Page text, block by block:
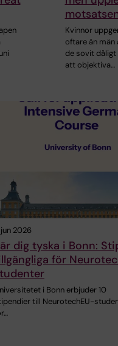
Kvinnor
oftare än män
de sovit
att objektiva…
jun 2026
dig tyska i Bonn:
för
i Bonn erbjuder 10
till NeurotechEU-